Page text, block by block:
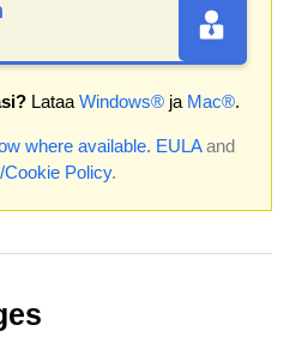
Lataa Windows® ja Mac®.
where available. EULAand
Policy.